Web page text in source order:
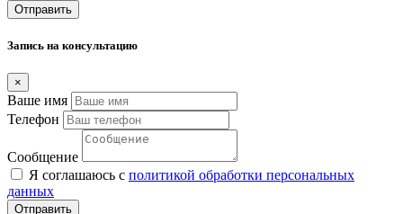
Отправить
Запись на консультацию
×
Ваше имя
Телефон
Сообщение
Я соглашаюсь с политикой обработки персональных
данных
Отправить